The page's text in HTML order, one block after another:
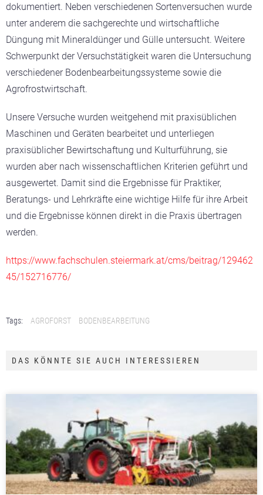
dokumentiert. Neben verschiedenen Sortenversuchen wurde
unter anderem die sachgerechte und wirtschaftliche
Düngung mit Mineraldünger und Gülle untersucht. Weitere
Schwerpunkt der Versuchstätigkeit waren die Untersuchung
verschiedener Bodenbearbeitungssysteme sowie die
Agrofrostwirtschaft.
Unsere Versuche wurden weitgehend mit praxisüblichen
Maschinen und Geräten bearbeitet und unterliegen
praxisüblicher Bewirtschaftung und Kulturführung, sie
wurden aber nach wissenschaftlichen Kriterien geführt und
ausgewertet. Damit sind die Ergebnisse für Praktiker,
Beratungs- und Lehrkräfte eine wichtige Hilfe für ihre Arbeit
und die Ergebnisse können direkt in die Praxis übertragen
werden.
https://www.fachschulen.steiermark.at/cms/beitrag/129462
45/152716776/
Tags: AGROFORST BODENBEARBEITUNG
DAS KÖNNTE SIE AUCH INTERESSIEREN